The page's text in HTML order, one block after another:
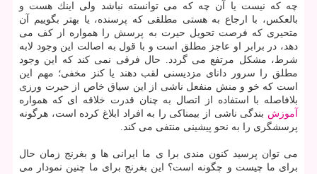
چه كه نیست یا آن چه كه می توانسته نباشد ولی اینك هست و
بالعكس، با ارجاع به هستی مطلقی كه پرسنده، یا بهتر بگوییم آن
متحیری كه فرصت تحویل حیرت به پرسش را همواره از كف می
دهد، در برابر او عاجز مطلق است و با قول به اصالت این وجود لابه
شرط، مشكل مرتفع می گردد. حال فرقی نمی كند كه این وجود
مطلق را سرور دانای مزدیسنی لقب دهند یا كنز مخفی؛ مهم این
است كه خو و منش منفعل ناشی از این سیاق خاص از حیرت ورزی
بلافاصله با استفاده از اتصال به چنان قدرت خلاقه ای كه همواره
آموزش بندگی ناشی از بیمناكی را به افراد ابلاغ كرده است، هرگونه
پرسشگری را به نحو پیشینی منتفی می كند.
می توان پرسید كنون مندی برا ی ما ایرانی ها و بغرنج زمان حال
برای ما چیست و چگونه است؟ این بغرنج برای ما چنین نمودار می